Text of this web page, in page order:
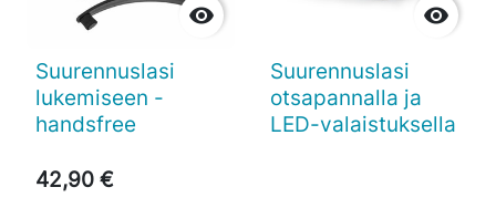

Suurennuslasi
lukemiseen -
handsfree
42,90 €

Suurennuslasi
otsapannalla ja
LED-valaistuksella